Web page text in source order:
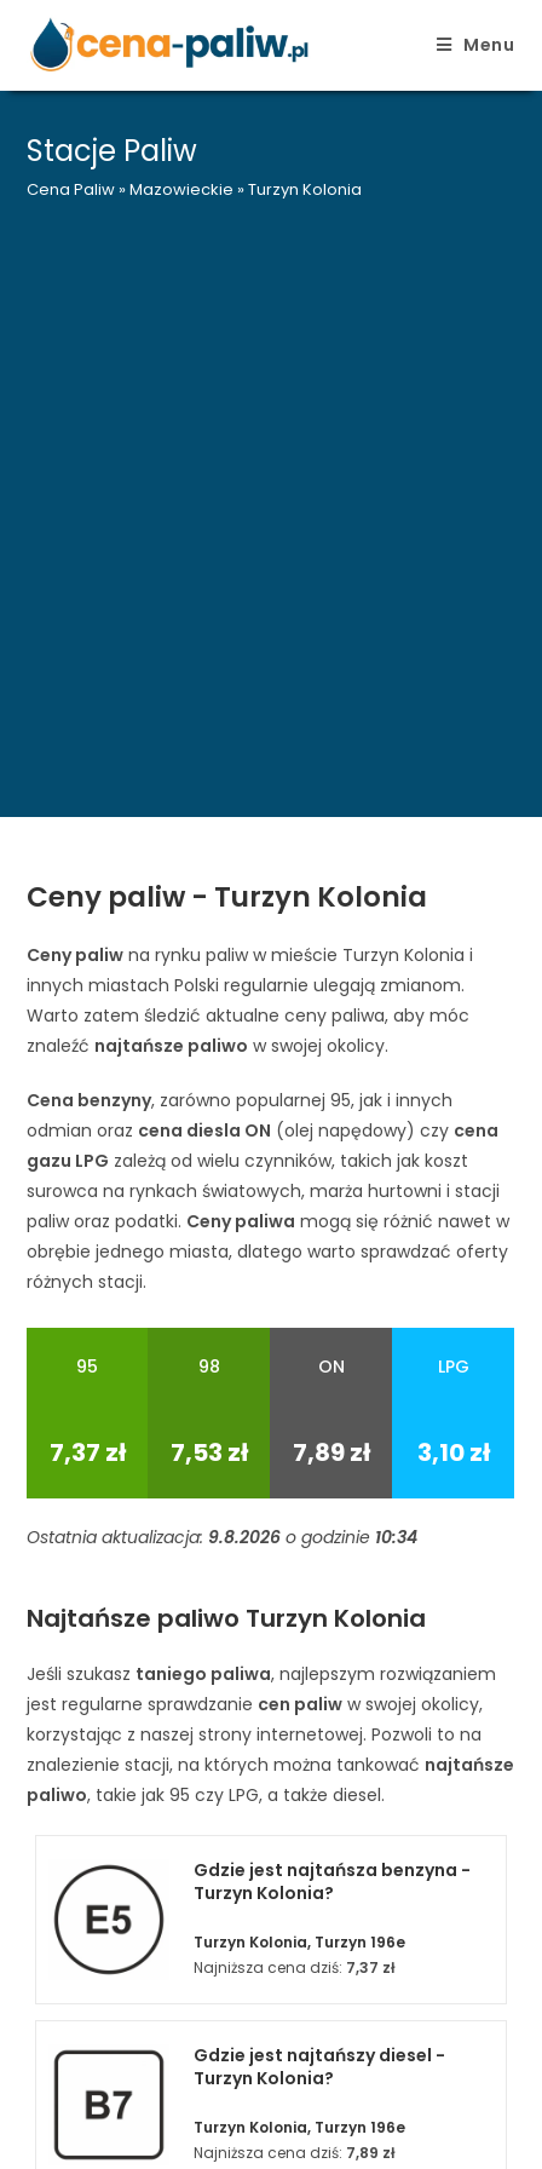
content
Menu
Stacje Paliw
Cena Paliw »Mazowieckie »Turzyn Kolonia
Ceny paliw - Turzyn Kolonia
Ceny paliw na rynku paliw w mieście Turzyn Kolonia i
innych miastach Polski regularnie ulegają zmianom.
Warto zatem śledzić aktualne ceny paliwa, aby móc
znaleźć najtańsze paliwo w swojej okolicy.
Cena benzyny, zarówno popularnej 95, jak i innych
odmian oraz cena diesla ON (olej napędowy) czy cena
gazu LPG zależą od wielu czynników, takich jak koszt
surowca na rynkach światowych, marża hurtowni i stacji
paliw oraz podatki. Ceny paliwa mogą się różnić nawet w
obrębie jednego miasta, dlatego warto sprawdzać oferty
różnych stacji.
95 98 ON LPG
7,37 zł 7,53 zł 7,89 zł 3,10 zł
Ostatnia aktualizacja: 9.8.2026 o godzinie 10:34
Najtańsze paliwo Turzyn Kolonia
Jeśli szukasz taniego paliwa, najlepszym rozwiązaniem
jest regularne sprawdzanie cen paliw w swojej okolicy,
korzystając z naszej strony internetowej. Pozwoli to na
znalezienie stacji, na których można tankować najtańsze
paliwo, takie jak 95 czy LPG, a także diesel.
Gdzie jest najtańsza benzyna -
Turzyn Kolonia?
Turzyn Kolonia, Turzyn 196e
Najniższa cena dziś: 7,37 zł
Gdzie jest najtańszy diesel -
Turzyn Kolonia?
Turzyn Kolonia, Turzyn 196e
Najniższa cena dziś: 7,89 zł